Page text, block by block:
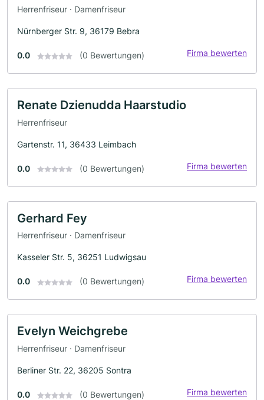
Herrenfriseur · Damenfriseur
Nürnberger Str. 9, 36179 Bebra
0.0 (0 Bewertungen) Firma bewerten
Renate Dzienudda Haarstudio
Herrenfriseur
Gartenstr. 11, 36433 Leimbach
0.0 (0 Bewertungen) Firma bewerten
Gerhard Fey
Herrenfriseur · Damenfriseur
Kasseler Str. 5, 36251 Ludwigsau
0.0 (0 Bewertungen) Firma bewerten
Evelyn Weichgrebe
Herrenfriseur · Damenfriseur
Berliner Str. 22, 36205 Sontra
0.0 (0 Bewertungen) Firma bewerten